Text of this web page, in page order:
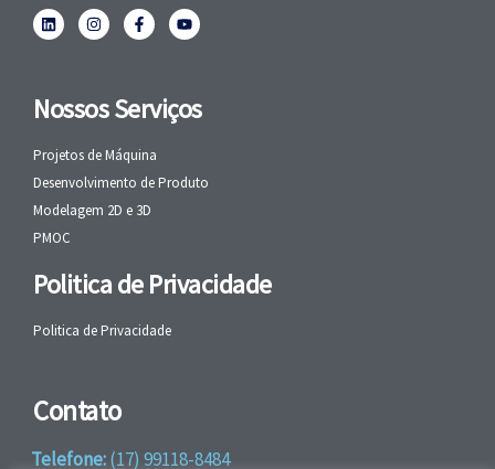
Nossos Serviços
Projetos de Máquina
Desenvolvimento de Produto
Modelagem 2D e 3D
PMOC
Politica de Privacidade
Politica de Privacidade
Contato
Telefone:(17) 99118-8484